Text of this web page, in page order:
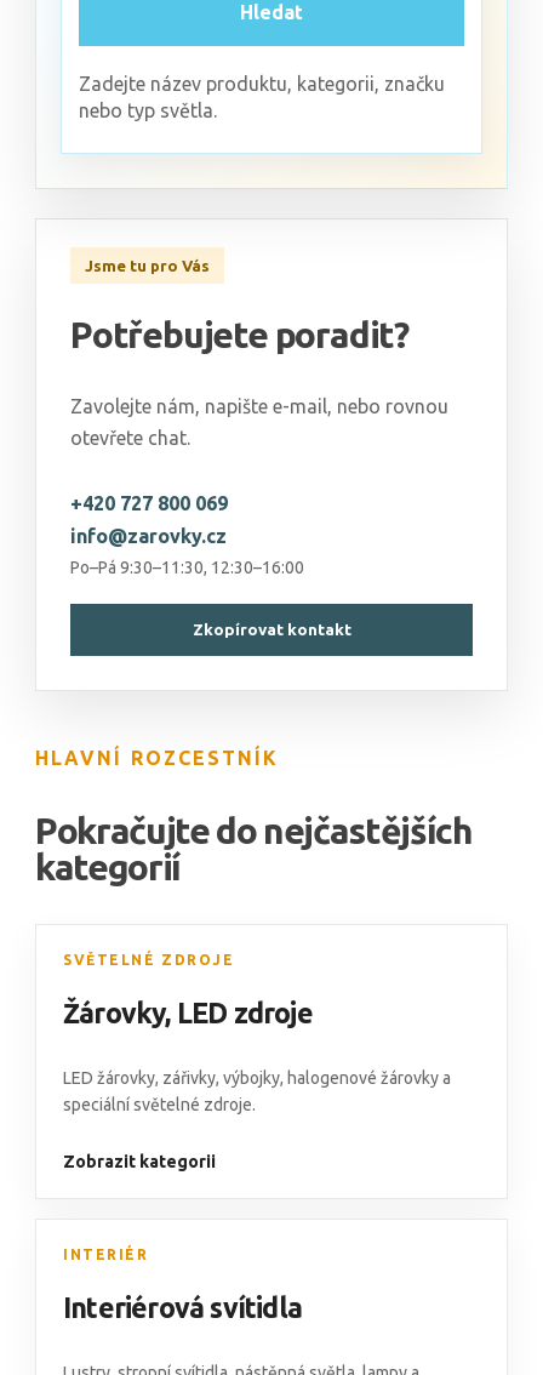
Hledat
Zadejte název produktu, kategorii, značku
nebo typ světla.
Jsme tu pro Vás
Potřebujete poradit?
Zavolejte nám, napište e-mail, nebo rovnou
otevřete chat.
+420 727 800 069
info@zarovky.cz
Po–Pá 9:30–11:30, 12:30–16:00
Zkopírovat kontakt
HLAVNÍ ROZCESTNÍK
Pokračujte do nejčastějších
kategorií
SVĚTELNÉ ZDROJE
Žárovky, LED zdroje
LED žárovky, zářivky, výbojky, halogenové žárovkya
speciální světelné zdroje.
Zobrazit kategorii
INTERIÉR
Interiérová svítidla